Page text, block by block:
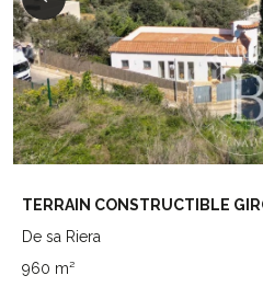
TERRAIN CONSTRUCTIBLE
De sa Riera
960 m²